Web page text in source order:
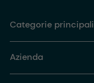
Categorie principali
Azienda